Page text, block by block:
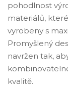
pohodlnost
materiálů,
vyrobeny s
Promyšlený
navržen tak,
kvalitě.